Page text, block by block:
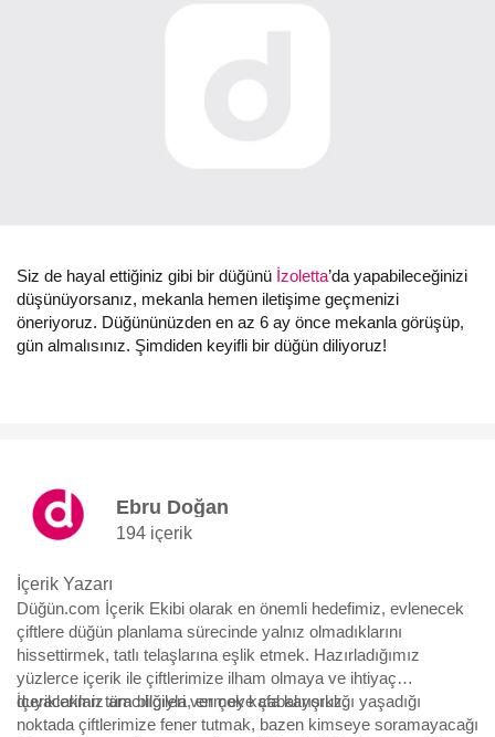
Siz de hayal ettiğiniz gibi bir düğünü İzoletta’da yapabileceğinizi
düşünüyorsanız, mekanla hemen iletişime geçmenizi
öneriyoruz. Düğününüzden en az 6 ay önce mekanla görüşüp,
gün almalısınız. Şimdiden keyifli bir düğün diliyoruz!
Ebru Doğan
194 içerik
İçerik Yazarı
Düğün.com İçerik Ekibi olarak en önemli hedefimiz, evlenecek
çiftlere düğün planlama sürecinde yalnız olmadıklarını
hissettirmek, tatlı telaşlarına eşlik etmek. Hazırladığımız
yüzlerce içerik ile çiftlerimize ilham olmaya ve ihtiyaç
duyacakları tüm bilgileri vermeye çabalıyoruz.
İçeriklerimiz aracılığıyla, en çok kafa karışıklığı yaşadığı
noktada çiftlerimize fener tutmak, bazen kimseye soramayacağı